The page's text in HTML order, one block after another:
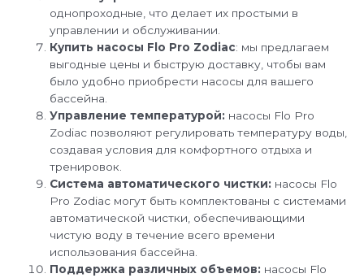
однопроходные, что делает их простыми в
управлении и обслуживании.
Купить насосы Flo Pro Zodiac: мы предлагаем
выгодные цены и быструю доставку, чтобы вам
было удобно приобрести насосы для вашего
бассейна.
Управление температурой: насосы Flo Pro
Zodiac позволяют регулировать температуру воды,
создавая условия для комфортного отдыха и
тренировок.
Система автоматического чистки: насосы Flo
Pro Zodiac могут быть комплектованы с системами
автоматической чистки, обеспечивающими
чистую воду в течение всего времени
использования бассейна.
Поддержка различных объемов: насосы Flo